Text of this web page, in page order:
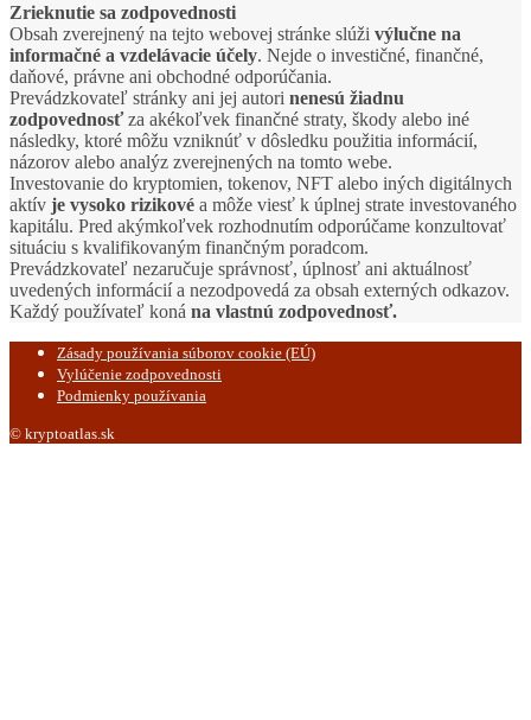
Zrieknutie sa zodpovednosti
Obsah zverejnený na tejto webovej stránke slúži výlučne na
informačné a vzdelávacie účely. Nejde o investičné, finančné,
daňové, právne ani obchodné odporúčania.
Prevádzkovateľ stránky ani jej autori nenesú žiadnu
zodpovednosťza akékoľvek finančné straty, škody alebo iné
následky, ktoré môžu vzniknúť v dôsledku použitia informácií,
názorov alebo analýz zverejnených na tomto webe.
Investovanie do kryptomien, tokenov, NFT alebo iných digitálnych
aktív je vysoko rizikové a môže viesť k úplnej strate investovaného
kapitálu. Pred akýmkoľvek rozhodnutím odporúčame konzultovať
situáciu s kvalifikovaným finančným poradcom.
Prevádzkovateľ nezaručuje správnosť, úplnosť ani aktuálnosť
uvedených informácií a nezodpovedá za obsah externých odkazov.
Každý používateľ koná na vlastnú zodpovednosť.
Zásady používania súborov cookie (EÚ)
Vylúčenie zodpovednosti
Podmienky používania
© kryptoatlas.sk